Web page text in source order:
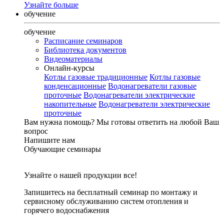
Узнайте больше
обучение
обучение
Расписание семинаров
Библиотека документов
Видеоматериалы
Онлайн-курсы
Котлы газовые традиционные Котлы газовые
конденсационные Водонагреватели газовые
проточные Водонагреватели электрические
накопительные Водонагреватели электрические
проточные
Вам нужна помощь? Мы готовы ответить на любой Ваш
вопрос
Напишите нам
Обучающие семинары
Узнайте о нашей продукции все!
Запишитесь на бесплатный семинар по монтажу и
сервисному обслуживанию систем отопления и
горячего водоснабжения